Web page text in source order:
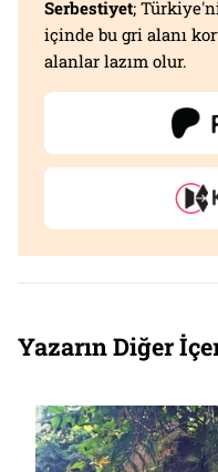
Serbestiyet;
içinde bu gri alanı
alanlar lazım olur.
Yazarın Diğer